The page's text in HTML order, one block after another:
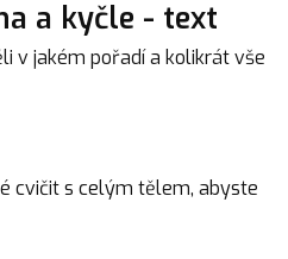
a kyčle - text
v jakém pořadí a kolikrát vše
cvičit s celým tělem, abyste